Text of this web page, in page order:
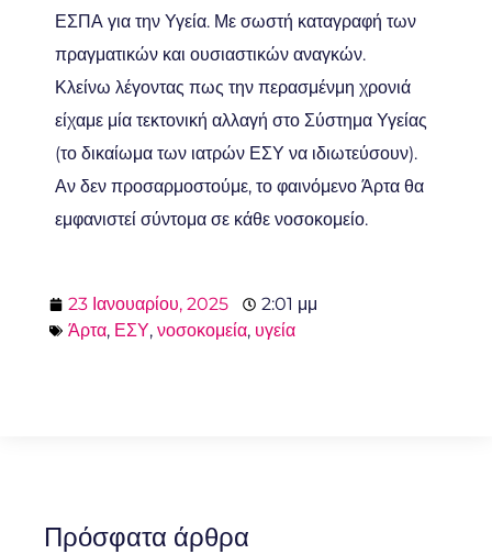
ΕΣΠΑ για την Υγεία. Με σωστή καταγραφή των
πραγματικών και ουσιαστικών αναγκών.
Κλείνω λέγοντας πως την περασμένμη χρονιά
είχαμε μία τεκτονική αλλαγή στο Σύστημα Υγείας
(το δικαίωμα των ιατρών ΕΣΥ να ιδιωτεύσουν).
Αν δεν προσαρμοστούμε, το φαινόμενο Άρτα θα
εμφανιστεί σύντομα σε κάθε νοσοκομείο.
23 Ιανουαρίου, 2025
2:01 μμ
Άρτα, ΕΣΥ, νοσοκομεία, υγεία
Πρόσφατα άρθρα